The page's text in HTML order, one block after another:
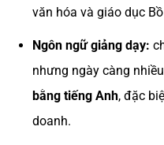
văn hóa và giáo dục
Ngôn ngữ giảng dạy:
nhưng ngày càng
bằng tiếng Anh, đặc
doanh.